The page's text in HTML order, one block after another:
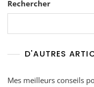
Rechercher
D'AUTRES
Mes meilleurs conseils